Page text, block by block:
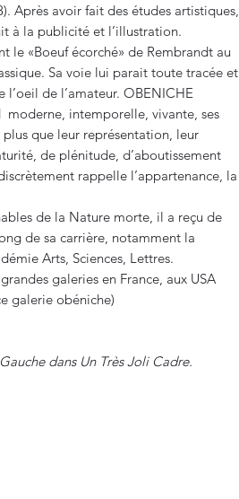
Après avoir fait des études artistiques,
à la publicité et l’illustration.
le «Boeuf écorché» de Rembrandt au
Sa voie lui parait toute tracée et
de l’amateur. OBENICHE
intemporelle, vivante, ses
que leur représentation, leur
de plénitude, d’aboutissement
rappelle l’appartenance, la
de la Nature morte, il a reçu de
de sa carrière, notamment la
Arts, Sciences, Lettres.
galeries en France, aux USA
galerie obéniche)
dans Un Très Joli Cadre.